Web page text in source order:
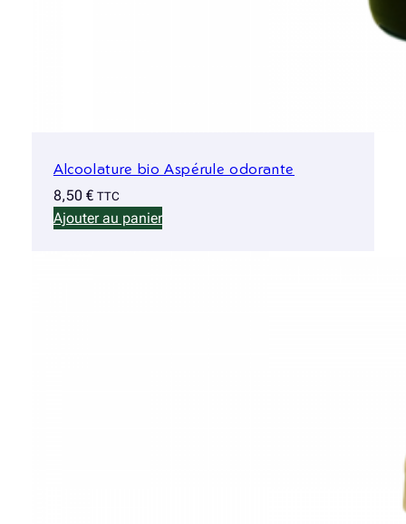
Alcoolature bio Aspérule odorante
8,50 € TTC
Ajouter au panier